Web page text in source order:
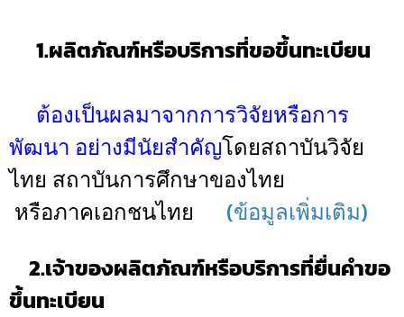
1.ผลิตภัณฑ์หรือบริการที่ขอขึ้นทะเบียน
ต้องเป็นผลมาจากการวิจัยหรือการ
พัฒนา อย่างมีนัยสำคัญโดยสถาบันวิจัย
ไทย สถาบันการศึกษาของไทย
หรือภาคเอกชนไทย (ข้อมูลเพิ่มเติม)
2.เจ้าของผลิตภัณฑ์หรือบริการที่ยื่นคำขอ
ขึ้นทะเบียน